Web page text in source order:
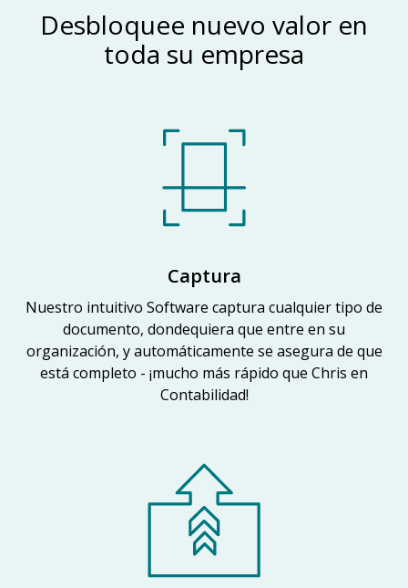
Desbloquee nuevo valor en
toda su empresa
Captura
Nuestro intuitivo Software captura cualquier tipo de
documento, dondequiera que entre en su
organización, y automáticamente se asegura de que
está completo - ¡mucho más rápido que Chris en
Contabilidad!